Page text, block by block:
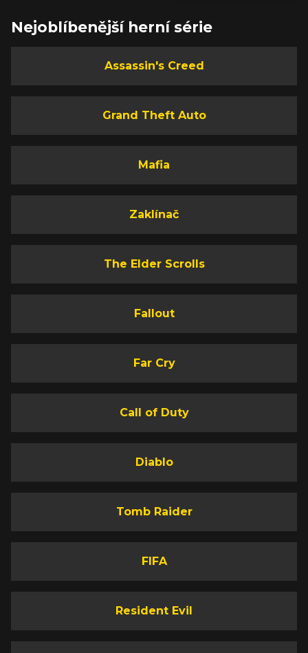
Nejoblíbenější herní série
Assassin's Creed
Grand Theft Auto
Mafia
Zaklínač
The Elder Scrolls
Fallout
Far Cry
Call of Duty
Diablo
Tomb Raider
FIFA
Resident Evil